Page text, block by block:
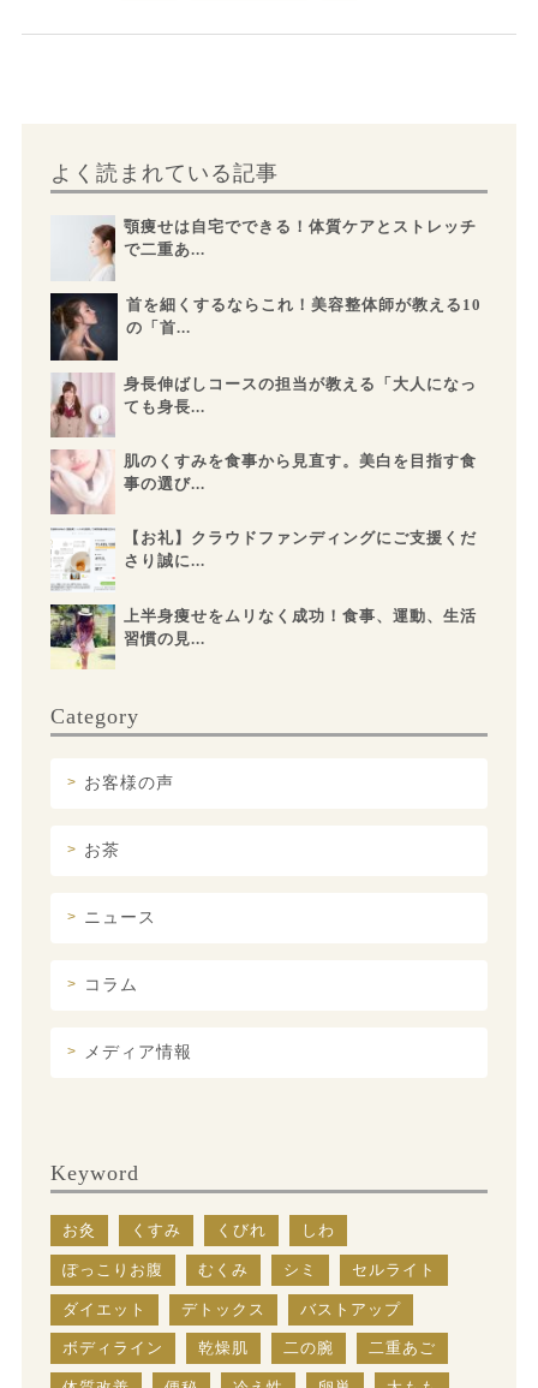
よく読まれている記事
顎痩せは自宅でできる！体質ケアとストレッチ
で二重あ...
首を細くするならこれ！美容整体師が教える10
の「首...
身長伸ばしコースの担当が教える「大人になっ
ても身長...
肌のくすみを食事から見直す。美白を目指す食
事の選び...
【お礼】クラウドファンディングにご支援くだ
さり誠に...
上半身痩せをムリなく成功！食事、運動、生活
習慣の見...
Category
お客様の声
お茶
ニュース
コラム
メディア情報
Keyword
お灸 くすみ くびれ しわ
ぽっこりお腹 むくみ シミ セルライト
ダイエット デトックス バストアップ
ボディライン 乾燥肌 二の腕 二重あご